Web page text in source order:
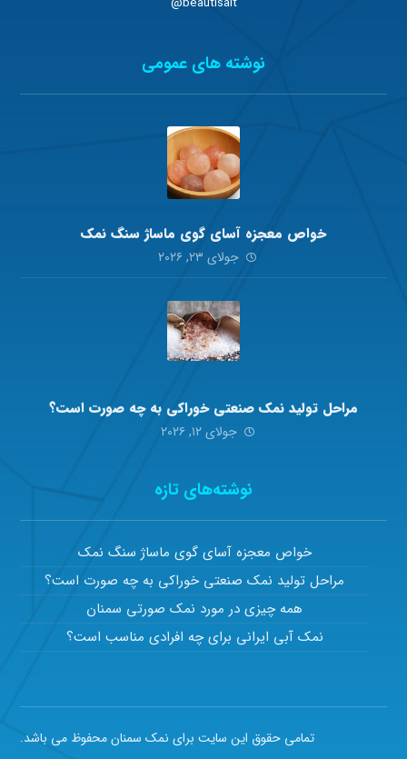
نوشته های عمومی
خواص معجزه آسای گوی ماساژ سنگ نمک
جولای ۲۳, ۲۰۲۶
مراحل تولید نمک صنعتی خوراکی به چه صورت است؟
جولای ۱۲, ۲۰۲۶
نوشته‌های تازه
خواص معجزه آسای گوی ماساژ سنگ نمک
مراحل تولید نمک صنعتی خوراکی به چه صورت است؟
همه چیزی در مورد نمک صورتی سمنان
نمک آبی ایرانی برای چه افرادی مناسب است؟
تمامی حقوق این سایت برای نمک سمنان محفوظ می باشد.